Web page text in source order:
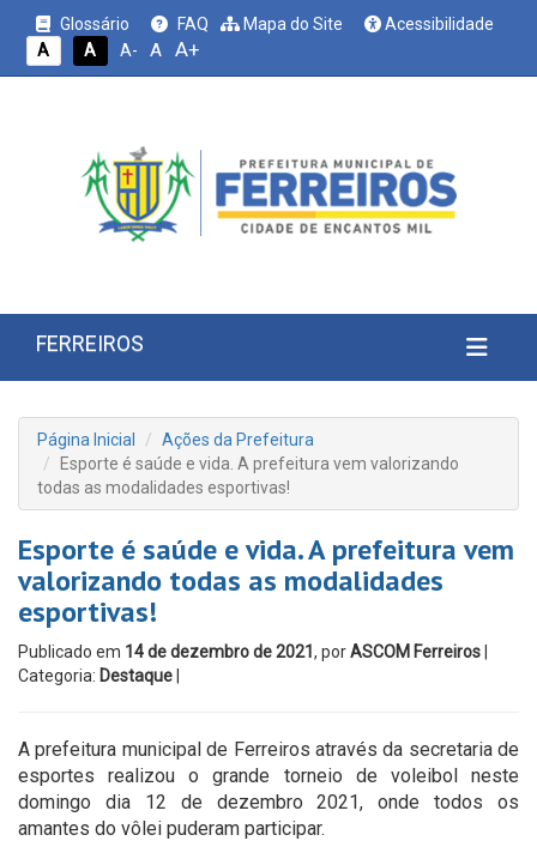
Glossário FAQ Mapa do Site
Acessibilidade
A
A A- A A+
FERREIROS
Página Inicial
Ações da Prefeitura
Esporte é saúde e vida. A prefeitura vem valorizando
todas as modalidades esportivas!
Esporte é saúde e vida. A prefeitura vem
valorizando todas as modalidades
esportivas!
Publicado em 14 de dezembro de 2021 , porASCOM Ferreiros
Categoria: Destaque
A prefeitura municipal de Ferreiros através da secretaria de
esportes realizou o grande torneio de voleibol neste
domingo dia 12 de dezembro 2021, onde todos os
amantes do vôlei puderam participar.